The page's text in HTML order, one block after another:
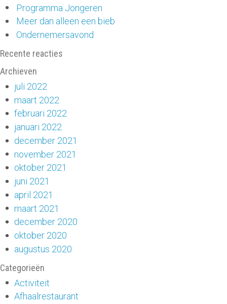
Programma Jongeren
Meer dan alleen een bieb
Ondernemersavond
Recente reacties
Archieven
juli 2022
maart 2022
februari 2022
januari 2022
december 2021
november 2021
oktober 2021
juni 2021
april 2021
maart 2021
december 2020
oktober 2020
augustus 2020
Categorieën
Activiteit
Afhaalrestaurant